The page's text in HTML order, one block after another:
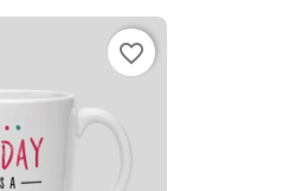
favorite_border